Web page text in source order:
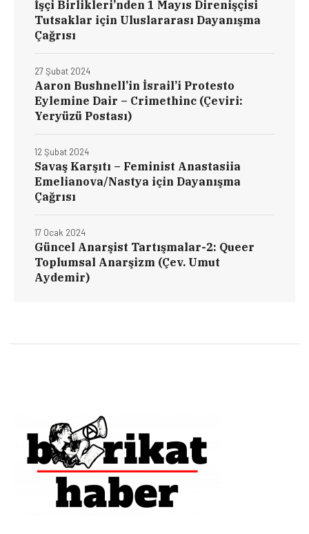
İşçi Birlikleri’nden 1 Mayıs Direnişçisi
Tutsaklar için Uluslararası Dayanışma
Çağrısı
Aaron Bushnell’in İsrail’i Protesto
Eylemine Dair – Crimethinc (Çeviri:
Yeryüzü Postası)
27 Şubat 2024
Savaş Karşıtı – Feminist Anastasiia
Emelianova/Nastya için Dayanışma
Çağrısı
12 Şubat 2024
Güncel Anarşist Tartışmalar-2: Queer
Toplumsal Anarşizm (Çev. Umut
Aydemir)
17 Ocak 2024